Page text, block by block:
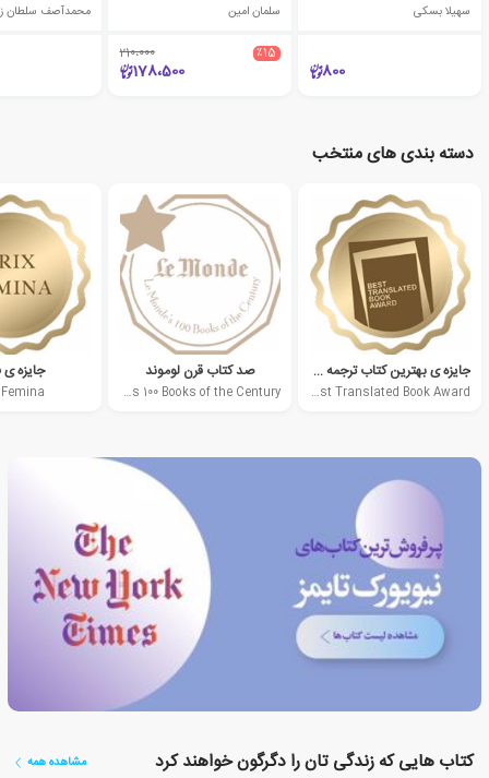
سهیلا بسکی
800
سلمان امین
٪15 210،000
178،500
محمدآصف سلطان
دسته بندی های منتخب
جایزه ی بهترین کتاب ترجمه شده آمریکا
Best Translated Book Award
صد کتاب قرن لوموند
Le Mondes 100 Books of the Century
جایزه ی
کتاب هایی که زندگی تان را دگرگون خواهند کرد مشاهده همه